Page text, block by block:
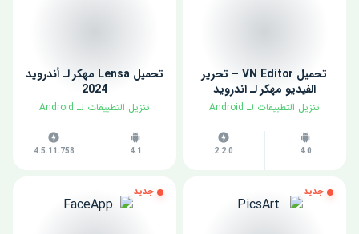
تحميل VN Editor – تحرير
الفيديو مهكر لـ اندرويد
​تنزيل التطبيقات لـ ​Android
4.0
2.2.0
تحميل Lensa مهكر لـ أندرويد
2024
​تنزيل التطبيقات لـ ​Android
4.1
4.5.11.758
جديد جديد